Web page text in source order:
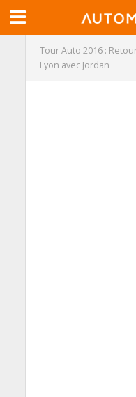
Tour Auto 2016 :
Lyon avec Jordan